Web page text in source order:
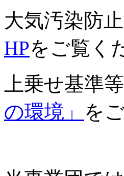
大気汚染防
HPをご覧く
上乗せ基準
の環境」 を